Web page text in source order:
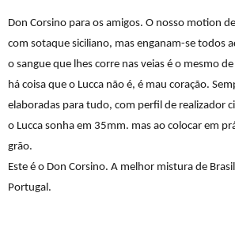
Don Corsino para os amigos. O nosso motion
com sotaque siciliano, mas enganam-se todos
o sangue que lhes corre nas veias é o mesmo
há coisa que o Lucca não é, é mau coração.
elaboradas para tudo, com perfil de realizador
o Lucca sonha em 35mm. mas ao colocar em
grão.
Este é o Don Corsino. A melhor mistura de
Portugal.